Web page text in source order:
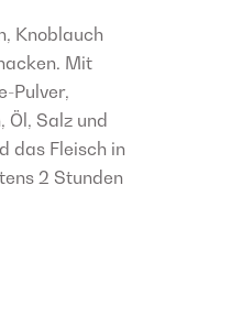
Knoblauch
Mit
Pulver,
Öl, Salz und
das Fleisch in
2 Stunden